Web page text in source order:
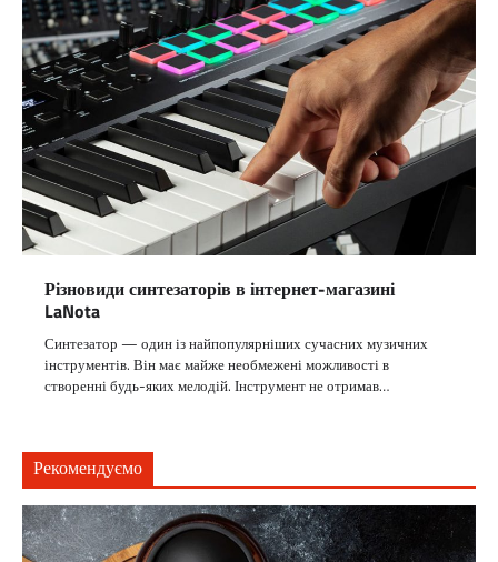
Різновиди синтезаторів в інтернет-магазині
LaNota
Синтезатор — один із найпопулярніших сучасних музичних
інструментів. Він має майже необмежені можливості в
створенні будь-яких мелодій. Інструмент не отримав…
Рекомендуємо